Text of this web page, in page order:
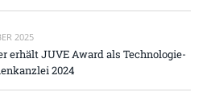
2025
erhält JUVE Award als Technologie-
2024